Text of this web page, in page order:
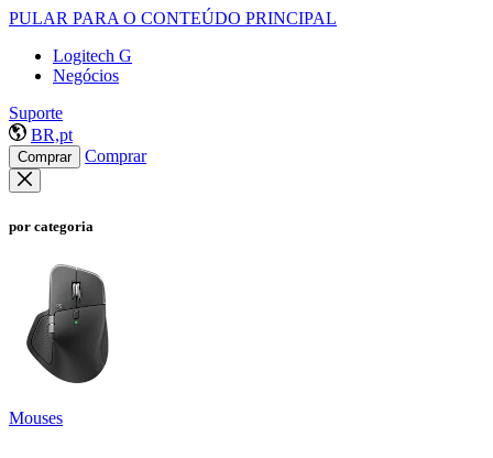
PULAR PARA O CONTEÚDO PRINCIPAL
Logitech G
Negócios
Suporte
BR,pt
Comprar Comprar
por categoria
Mouses